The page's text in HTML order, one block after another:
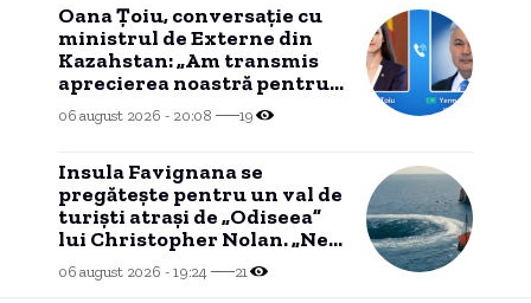
Oana Țoiu, conversație cu
ministrul de Externe din
Kazahstan: „Am transmis
aprecierea noastră pentru
reluarea exporturilor de
țiței”
06 august 2026 - 20:08 19
Insula Favignana se
pregăteşte pentru un val de
turişti atraşi de „Odiseea”
lui Christopher Nolan. „Ne-
ar putea face rău”
06 august 2026 - 19:24 21